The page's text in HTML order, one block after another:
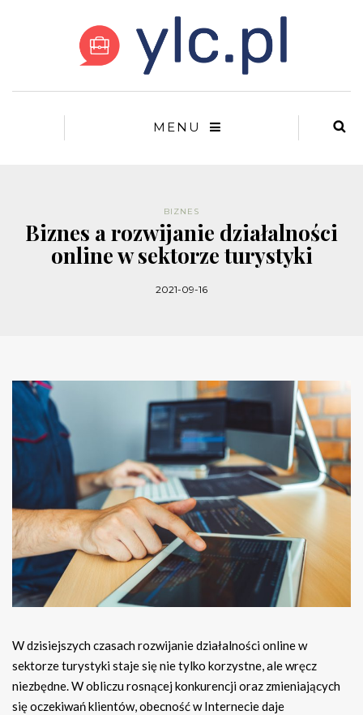
MENU
BIZNES
Biznes a rozwijanie działalności
online w sektorze turystyki
2021-09-16
W dzisiejszych czasach rozwijanie działalności online w
sektorze turystyki staje się nie tylko korzystne, ale wręcz
niezbędne. W obliczu rosnącej konkurencji oraz zmieniających
się oczekiwań klientów, obecność w Internecie daje